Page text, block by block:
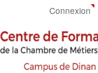
Connexion